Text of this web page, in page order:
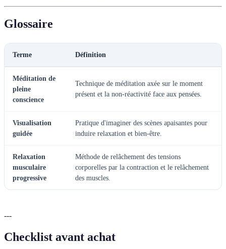
Glossaire
Terme Définition
Méditation de
pleine
conscience
Technique de méditation axée sur le moment
présent et la non-réactivité face aux pensées.
Visualisation
guidée
Pratique d'imaginer des scènes apaisantes pour
induire relaxation et bien-être.
Relaxation
musculaire
progressive
Méthode de relâchement des tensions
corporelles par la contraction et le relâchement
des muscles.
---
Checklist avant achat